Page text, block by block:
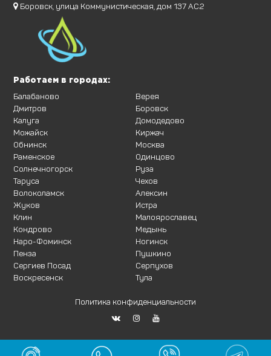
Боровск, улица Коммунистическая, дом 137 АС2
Работаем в городах:
Балабаново
Дмитров
Калуга
Можайск
Обнинск
Раменское
Солнечногорск
Таруса
Верея
Боровск
Домодедово
Киржач
Москва
Одинцово
Руза
Чехов
Волоколамск
Жуков
Клин
Кондрово
Наро-Фоминск
Пенза
Сергиев Посад
Воскресенск
Алексин
Истра
Малоярославец
Медынь
Ногинск
Пушкино
Серпухов
Тула
Политика конфиденциальности